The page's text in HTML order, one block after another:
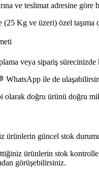
ve teslimat adresine
Kg ve üzeri) özel
veya sipariş
WhatsApp ile de
doğru ürünü doğru
ürünlerin güncel stok
ürünlerin stok
görüşebilirsiniz.